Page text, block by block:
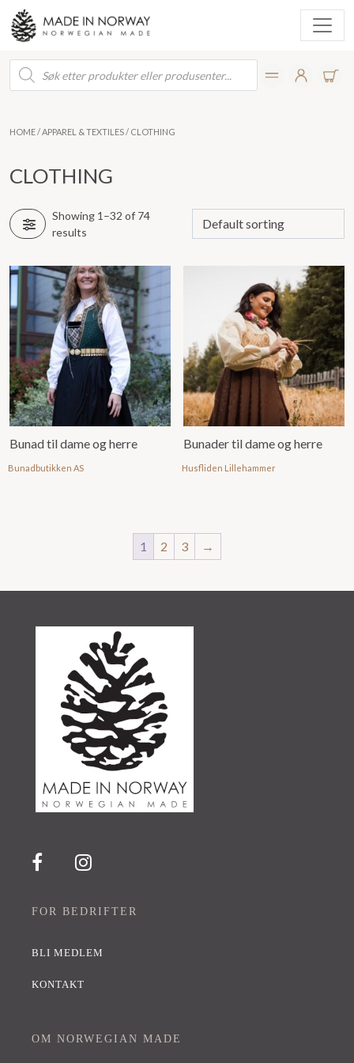
Products
search
HOME/APPAREL & TEXTILES/ CLOTHING
CLOTHING
Showing 1–32 of 74
results
Bunad til dame og herre
Bunadbutikken AS
Bunader til dame og herre
Husfliden Lillehammer
1 2 3 →
FOR BEDRIFTER
BLI MEDLEM
KONTAKT
OM NORWEGIAN MADE